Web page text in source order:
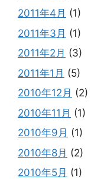
2011年4月 (1)
2011年3月 (1)
2011年2月 (3)
2011年1月 (5)
2010年12月 (2)
2010年11月 (1)
2010年9月 (1)
2010年8月 (2)
2010年5月 (1)